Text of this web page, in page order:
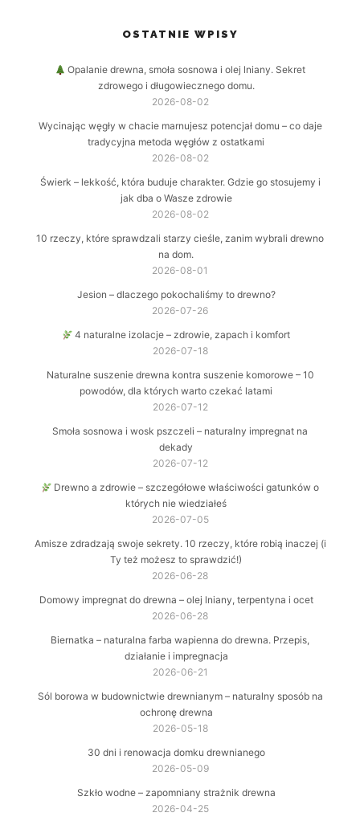
OSTATNIE WPISY
Opalanie drewna, smoła sosnowa i olej lniany. Sekret
zdrowego i długowiecznego domu.
2026-08-02
Wycinając węgły w chacie marnujesz potencjał domu – co daje
tradycyjna metoda węgłów z ostatkami
2026-08-02
Świerk – lekkość, która buduje charakter. Gdzie go stosujemy i
jak dba o Wasze zdrowie
2026-08-02
10 rzeczy, które sprawdzali starzy cieśle, zanim wybrali drewno
na dom.
2026-08-01
Jesion – dlaczego pokochaliśmy to drewno?
2026-07-26
4 naturalne izolacje – zdrowie, zapach i komfort
2026-07-18
Naturalne suszenie drewna kontra suszenie komorowe – 10
powodów, dla których warto czekać latami
2026-07-12
Smoła sosnowa i wosk pszczeli – naturalny impregnat na
dekady
2026-07-12
Drewno a zdrowie – szczegółowe właściwości gatunków o
których nie wiedziałeś
2026-07-05
Amisze zdradzają swoje sekrety. 10 rzeczy, które robią inaczej (i
Ty też możesz to sprawdzić!)
2026-06-28
Domowy impregnat do drewna – olej lniany, terpentyna i ocet
2026-06-28
Biernatka – naturalna farba wapienna do drewna. Przepis,
działanie i impregnacja
2026-06-21
Sól borowa w budownictwie drewnianym – naturalny sposób na
ochronę drewna
2026-05-18
30 dni i renowacja domku drewnianego
2026-05-09
Szkło wodne – zapomniany strażnik drewna
2026-04-25